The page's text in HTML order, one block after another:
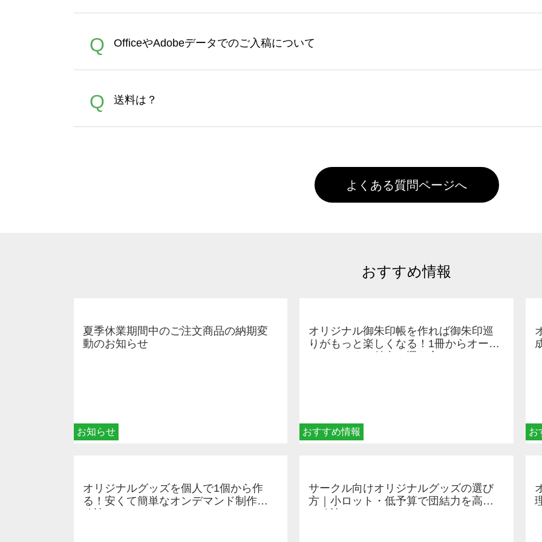
文時からご利用頂けます。ポイントの有効期限は一年間です。【会員ランク】過去10カ月の
れば、ランクにカウントがされません。
A
イト以外）のプリントは、濃色インクジェット印刷といって、プリントを定着させるための
品をお届けするため、処理剤は塗布されたままの状態で出荷を行っております。処理剤自体
文に関わらず、前処理剤が残った状態でお届けとなる場合がございます。※2 濃色は淡色に
Q OfficeやAdobeデータでのご入稿について
A
Adobeデータ(AI,PSD)で保存して頂き、デザインツール上にアップロードをお願い致します。
Q 送料は？
よくある質問ページへ
おすすめ情報
お知らせ
夏季休業期間中のご注文商品の納期変
動のお知らせ
おすすめ情報
オリジナル御朱印帳を作れば御朱印巡
りがもっと楽しくなる！1冊からオーダ
お
オリジナルグッズを個人で1個から作
る！安くて簡単なオンデマンド制作の
サークル向けオリジナルグッズの選び
方｜小ロット・低予算で団結力を高め